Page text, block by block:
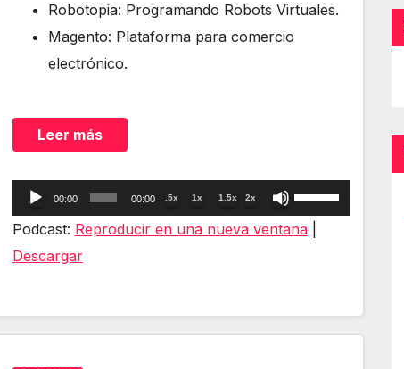
Robotopia: Programando Robots Virtuales.
Magento: Plataforma para comercio
electrónico.
Leer más
Reproductor
de
audio
00:00 00:00 .5x 1x 1.5x 2x
Utiliza
las
Podcast: Reproducir en una nueva ventana|
Descargar